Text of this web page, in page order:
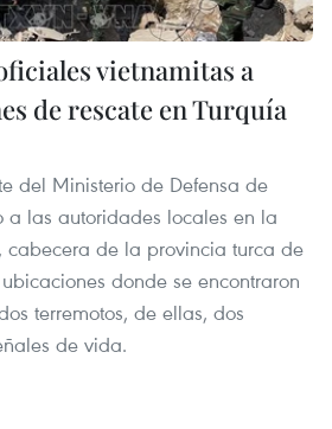
vietnamitas a
de rescate en Turquía
del Ministerio de Defensa de
las autoridades locales en la
de la provincia turca de
donde se encontraron
terremotos, de ellas, dos
de vida.